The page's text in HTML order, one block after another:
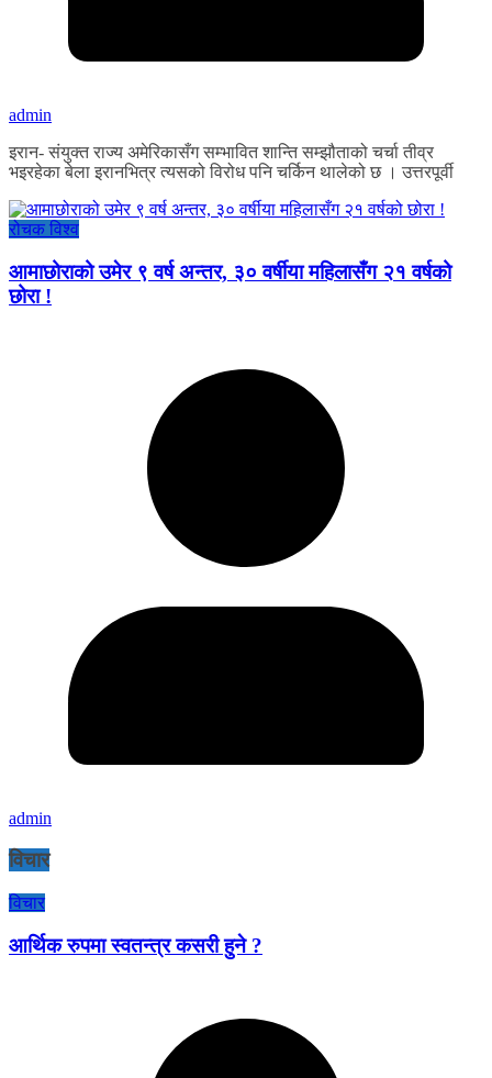
admin
इरान- संयुक्त राज्य अमेरिकासँग सम्भावित शान्ति सम्झौताको चर्चा तीव्र
भइरहेका बेला इरानभित्र त्यसको विरोध पनि चर्किन थालेको छ । उत्तरपूर्वी
रोचक विश्व
आमाछोराको उमेर ९ वर्ष अन्तर, ३० वर्षीया महिलासँग २१ वर्षको
छोरा !
admin
विचार
विचार
आर्थिक रुपमा स्वतन्त्र कसरी हुने ?